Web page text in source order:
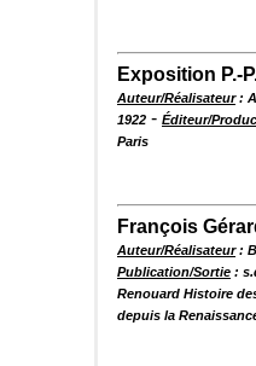
Exposition P.-
Auteur/Réalisateur:
1922 - Éditeur/
Paris
François
Auteur/Réalisateur:
Publication/Sortie :
Renouard Histoire
depuis la